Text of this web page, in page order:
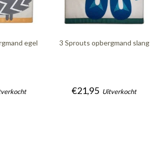
egel 3 Sprouts opbergmand slang
€21,95 Uitverkocht